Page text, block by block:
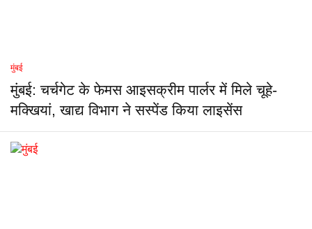
मुंबई
मुंबई: चर्चगेट के फेमस आइसक्रीम पार्लर में मिले चूहे-
मक्खियां, खाद्य विभाग ने सस्पेंड किया लाइसेंस